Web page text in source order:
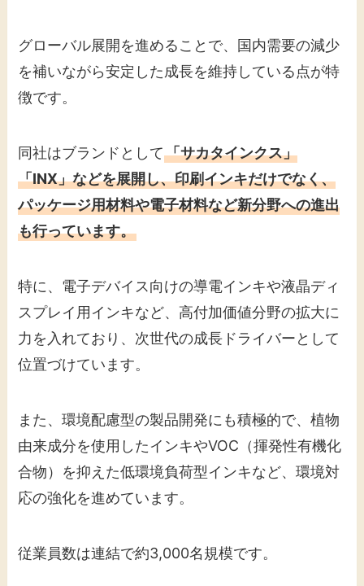
グローバル展開を進めることで、国内需要の減少
を補いながら安定した成長を維持している点が特
徴です。
同社はブランドとして「サカタインクス」
「INX」などを展開し、印刷インキだけでなく、
パッケージ用材料や電子材料など新分野への進出
も行っています。
特に、電子デバイス向けの導電インキや液晶ディ
スプレイ用インキなど、高付加価値分野の拡大に
力を入れており、次世代の成長ドライバーとして
位置づけています。
また、環境配慮型の製品開発にも積極的で、植物
由来成分を使用したインキやVOC（揮発性有機化
合物）を抑えた低環境負荷型インキなど、環境対
応の強化を進めています。
従業員数は連結で約3,000名規模です。